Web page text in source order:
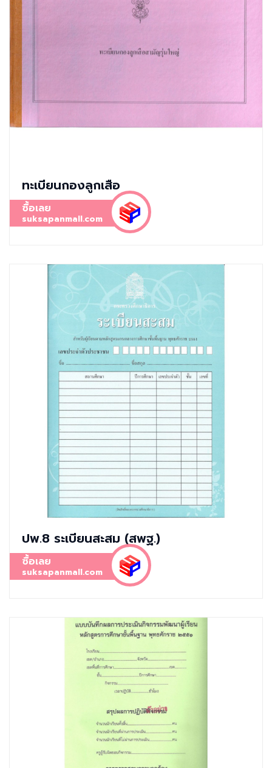
ทะเบียนกองลูกเสือ
ซื้อเลย
suksapanmall.com
ปพ.8 ระเบียนสะสม (สพฐ.)
ซื้อเลย
suksapanmall.com